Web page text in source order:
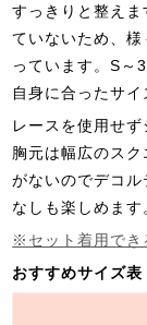
すっきりと整え
ていないため、
っています。S～
自身に合ったサイ
レースを使用せ
胸元は幅広のス
がないのでデコ
なしも楽しめます
※セット着用でき
おすすめサイズ表